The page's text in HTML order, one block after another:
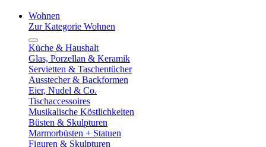
Wohnen
Zur Kategorie Wohnen
Küche & Haushalt
Glas, Porzellan & Keramik
Servietten & Taschentücher
Ausstecher & Backformen
Eier, Nudel & Co.
Tischaccessoires
Musikalische Köstlichkeiten
Büsten & Skulpturen
Marmorbüsten + Statuen
Figuren & Skulpturen